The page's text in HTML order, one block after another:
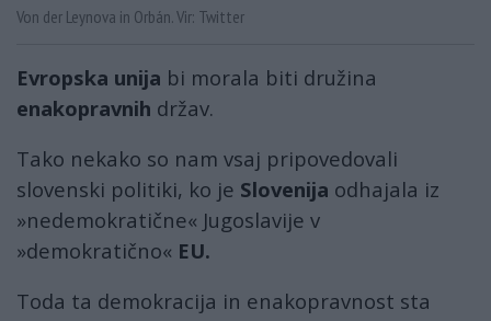
Von der Leynova in Orbán. Vir: Twitter
Evropska unija bi morala biti družina
enakopravnih držav.
Tako nekako so nam vsaj pripovedovali
slovenski politiki, ko je Slovenija odhajala iz
»nedemokratične« Jugoslavije v
»demokratično« EU.
Toda ta demokracija in enakopravnost sta